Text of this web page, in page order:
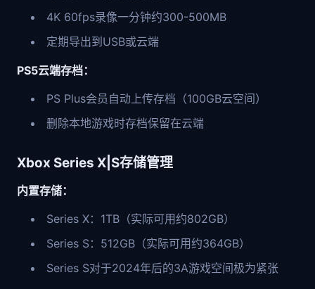
4K 60fps录像一分钟约300-500MB
定期导出到USB或云端
PS5云端存档：
PS Plus会员自动上传存档（100GB云空间）
删除本地游戏时存档保留在云端
Xbox Series X|S存储管理
内置存储：
Series X：1TB（实际可用约802GB）
Series S：512GB（实际可用约364GB）
Series S对于2024年后的3A游戏空间极为紧张